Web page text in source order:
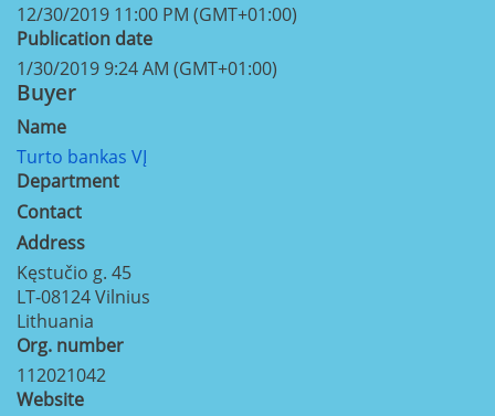
12/30/2019 11:00 PM (GMT+01:00)
Publication date
1/30/2019 9:24 AM (GMT+01:00)
Buyer
Name
Turto bankas VĮ
Department
Contact
Address
Kęstučio g. 45
LT-08124Vilnius
Lithuania
Org. number
112021042
Website